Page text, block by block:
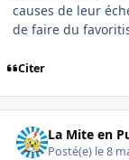
causes de leur
de faire du
Citer
La Mite en
Posté(e) le 8